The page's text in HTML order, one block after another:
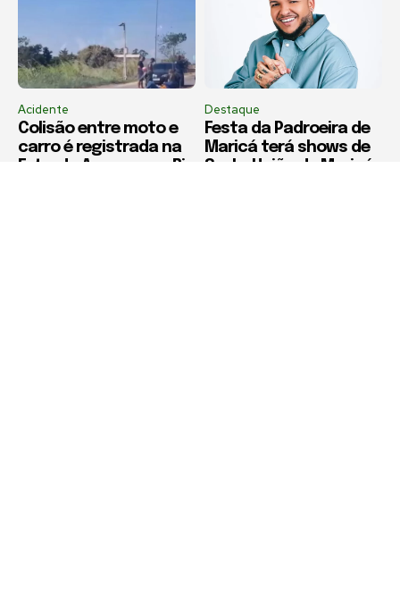
Acidente
Colisão entre moto e
carro é registrada na
Estrada Araruama x Rio
Destaque
Festa da Padroeira de
Maricá terá shows de
Suel e União de Maricá